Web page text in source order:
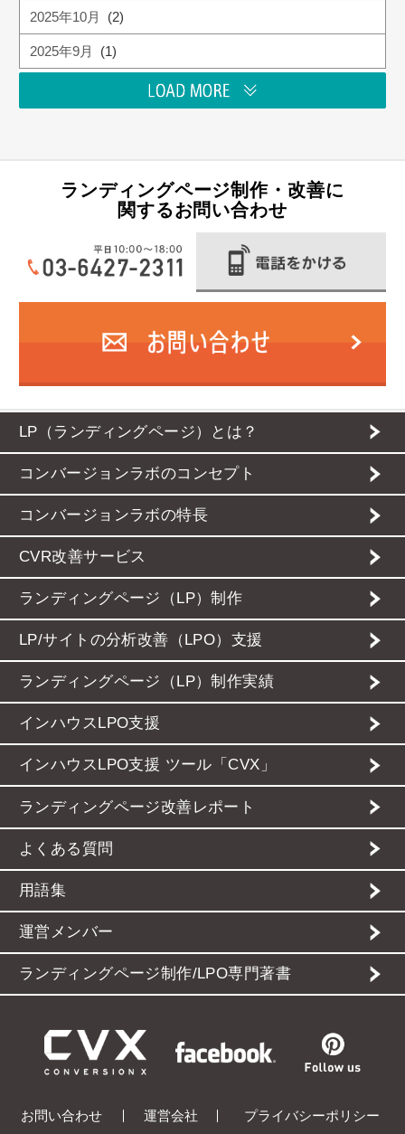
2025年10月 (2)
2025年9月 (1)
ランディングページ制作・改善に
関するお問い合わせ
LP（ランディングページ）とは？
コンバージョンラボのコンセプト
コンバージョンラボの特長
CVR改善サービス
ランディングページ（LP）制作
LP/サイトの分析改善（LPO）支援
ランディングページ（LP）制作実績
インハウスLPO支援
インハウスLPO支援 ツール「CVX」
ランディングページ改善レポート
よくある質問
用語集
運営メンバー
ランディングページ制作/LPO専門著書
お問い合わせ 運営会社 プライバシーポリシー